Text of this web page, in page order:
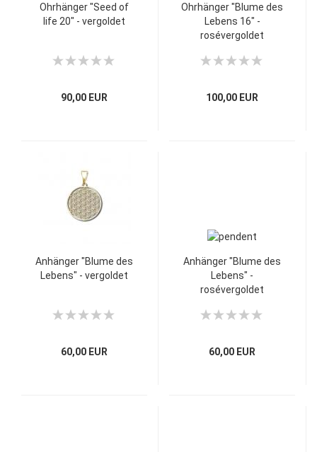
Ohrhänger "Seed of
life 20" - vergoldet
90,00 EUR
Ohrhänger "Blume des
Lebens 16" -
rosévergoldet
100,00 EUR
Anhänger "Blume des
Lebens" - vergoldet
60,00 EUR
Anhänger "Blume des
Lebens" -
rosévergoldet
60,00 EUR